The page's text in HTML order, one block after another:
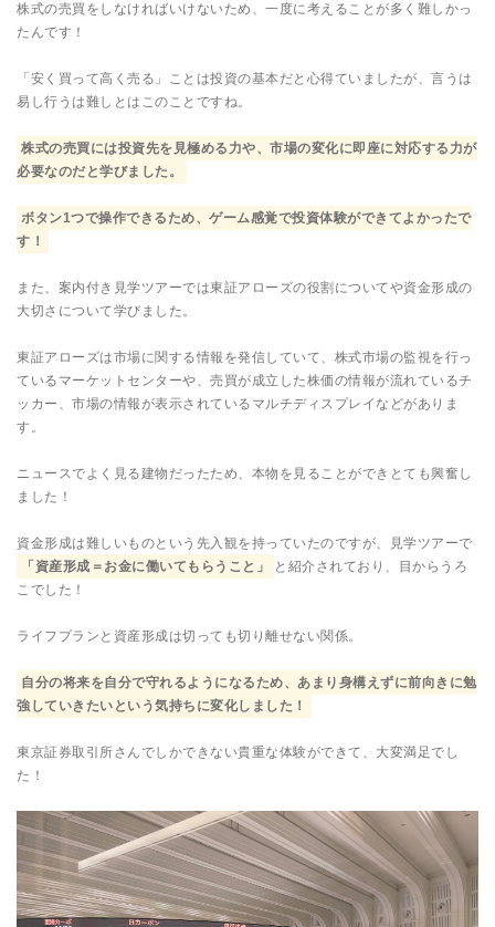
株式の売買をしなければいけないため、一度に考えることが多く難しかっ
たんです！
「安く買って高く売る」ことは投資の基本だと心得ていましたが、言うは
易し行うは難しとはこのことですね。
株式の売買には投資先を見極める力や、市場の変化に即座に対応する力が
必要なのだと学びました。
ボタン1つで操作できるため、ゲーム感覚で投資体験ができてよかったで
す！
また、案内付き見学ツアーでは東証アローズの役割についてや資金形成の
大切さについて学びました。
東証アローズは市場に関する情報を発信していて、株式市場の監視を行っ
ているマーケットセンターや、売買が成立した株価の情報が流れているチ
ッカー、市場の情報が表示されているマルチディスプレイなどがありま
す。
ニュースでよく見る建物だったため、本物を見ることができとても興奮し
ました！
資金形成は難しいものという先入観を持っていたのですが、見学ツアーで
「資産形成＝お金に働いてもらうこと」
と紹介されており、目からうろ
こでした！
ライフプランと資産形成は切っても切り離せない関係。
自分の将来を自分で守れるようになるため、あまり身構えずに前向きに勉
強していきたいという気持ちに変化しました！
東京証券取引所さんでしかできない貴重な体験ができて、大変満足でし
た！